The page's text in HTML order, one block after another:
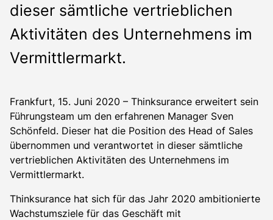
dieser sämtliche vertrieblichen
Aktivitäten des Unternehmens im
Vermittlermarkt.
Frankfurt, 15. Juni 2020 – Thinksurance erweitert sein
Führungsteam um den erfahrenen Manager Sven
Schönfeld. Dieser hat die Position des Head of Sales
übernommen und verantwortet in dieser sämtliche
vertrieblichen Aktivitäten des Unternehmens im
Vermittlermarkt.
Thinksurance hat sich für das Jahr 2020 ambitionierte
Wachstumsziele für das Geschäft mit